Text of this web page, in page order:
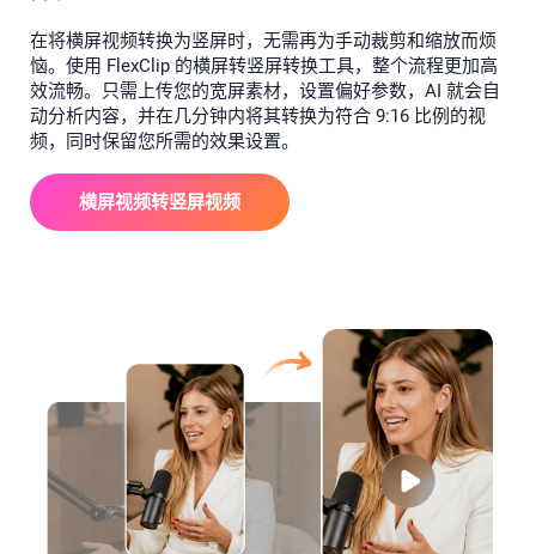
在将横屏视频转换为竖屏时，无需再为手动裁剪和缩放而烦
恼。使用 FlexClip 的横屏转竖屏转换工具，整个流程更加高
效流畅。只需上传您的宽屏素材，设置偏好参数，AI 就会自
动分析内容，并在几分钟内将其转换为符合 9:16 比例的视
频，同时保留您所需的效果设置。
横屏视频转竖屏视频